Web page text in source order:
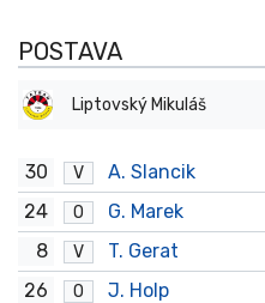
POSTAVA
Liptovský Mikuláš
30 V
A. Slancik
24
O
G. Marek
8
V T. Gerat
26 O
J. Holp